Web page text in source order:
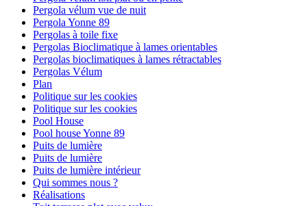
Pergola vélum vue de nuit
Pergola Yonne 89
Pergolas à toile fixe
Pergolas Bioclimatique à lames orientables
Pergolas bioclimatiques à lames rétractables
Pergolas Vélum
Plan
Politique sur les cookies
Politique sur les cookies
Pool House
Pool house Yonne 89
Puits de lumière
Puits de lumière
Puits de lumière intérieur
Qui sommes nous ?
Réalisations